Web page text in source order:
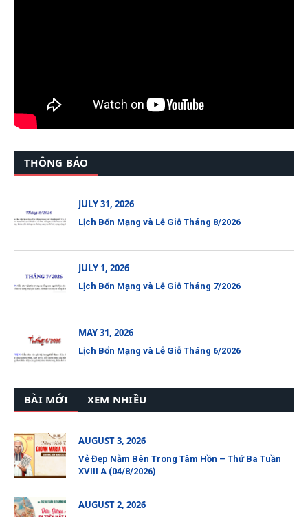
THÔNG BÁO
JULY 31, 2026
Lịch Bổn Mạng và Lễ Giỗ Tháng 8/2026
JULY 1, 2026
Lịch Bổn Mạng và Lễ Giỗ Tháng 7/2026
MAY 31, 2026
Lịch Bổn Mạng và Lễ Giỗ Tháng 6/2026
BÀI MỚI XEM NHIỀU
AUGUST 3, 2026
Vẻ Đẹp Nằm Bên Trong Tâm Hồn – Thứ Ba Tuần
XVIII A (04/8/2026)
AUGUST 2, 2026